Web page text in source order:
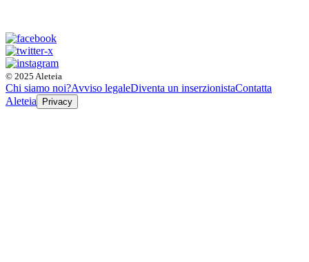
© 2025 Aleteia
Chi siamo noi?Avviso legaleDiventa un inserzionistaContatta
Aleteia
Privacy